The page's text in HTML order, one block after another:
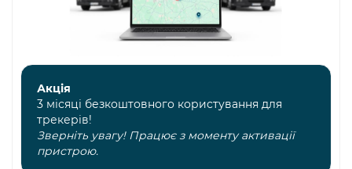
Акція
3 місяці безкоштовного користування для
трекерів!
Зверніть увагу! Працює з моменту активації
пристрою.